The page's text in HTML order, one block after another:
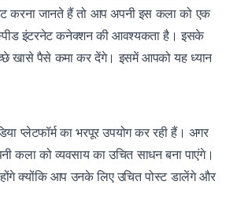
करना जानते हैं तो आप अपनी इस कला को एक
इंटरनेट कनेक्शन की आवश्यकता है। इसके
खासे पैसे कमा कर देंगे। इसमें आपको यह ध्यान
प्लेटफॉर्म का भरपूर उपयोग कर रही हैं। अगर
कला को व्यवसाय का उचित साधन बना पाएंगे।
होंगे क्योंकि आप उनके लिए उचित पोस्ट डालेंगे और